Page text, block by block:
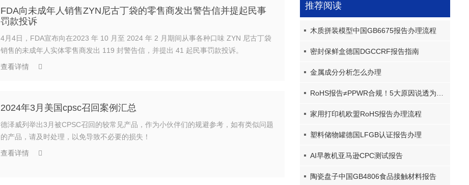
FDA向未成年人销售ZYN尼古丁袋的零售商发出警告信并提起民事
罚款投诉
4月4日，FDA宣布向在2023 年 10 月至 2024 年 2 月期间从事各种口味 ZYN 尼古丁袋
销售的未成年人实体零售商发出 119 封警告信，并提出 41 起民事罚款投诉。
查看详情
2024年3月美国cpsc召回案例汇总
德泽威列举出3月被CPSC召回的较常见产品，作为小伙伴们的规避参考，如有类似问题
的产品，请及时处理，以免导致不必要的损失！
查看详情
推荐阅读
木质拼装模型中国GB6675报告办理流程
密封保鲜盒德国DGCCRF报告指南
金属成分分析怎么办理
家用打印机欧盟RoHS报告办理流程
塑料储物罐德国LFGB认证报告办理
AI早教机亚马逊CPC测试报告
陶瓷盘子中国GB4806食品接触材料报告